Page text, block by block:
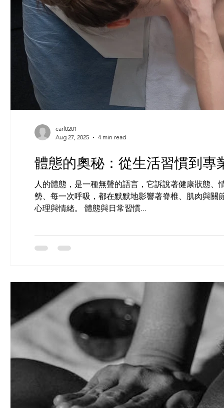
體態的奧秘：從生活習慣到專
人的體態，是一種無聲的語言，它訴說著健康狀態
勢、每一次呼吸，都在默默地影響著脊椎、肌肉與
心理與情緒。 體態與日常習慣...
carl0201
Aug 27, 2025
4 min read